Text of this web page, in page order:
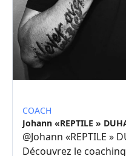
COACH
Johann «REPTILE »
@Johann «REPTILE »
Découvrez le